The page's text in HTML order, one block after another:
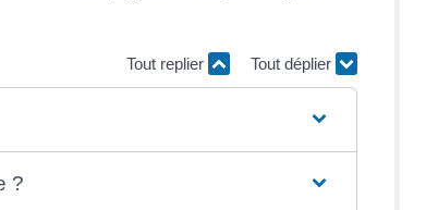
Tout replier Tout déplier
?